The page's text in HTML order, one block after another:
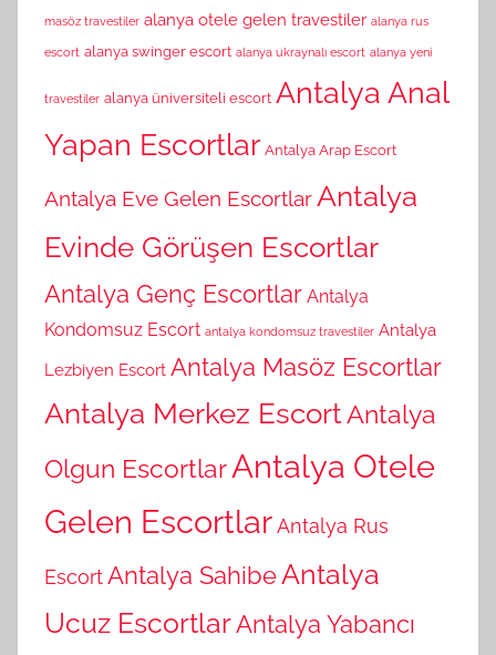
masöz travestiler alanya otele gelen travestiler alanya rus
escort alanya swinger escort alanya ukraynalı escort alanya yeni
travestiler alanya üniversiteli escort Antalya Anal
Yapan Escortlar Antalya Arap Escort
Antalya Eve Gelen EscortlarAntalya
Evinde Görüşen Escortlar
Antalya Genç Escortlar Antalya
Kondomsuz Escort antalya kondomsuz travestiler Antalya
Lezbiyen Escort Antalya Masöz Escortlar
Antalya Merkez EscortAntalya
Olgun EscortlarAntalya Otele
Gelen EscortlarAntalya Rus
EscortAntalya SahibeAntalya
Ucuz EscortlarAntalya Yabancı